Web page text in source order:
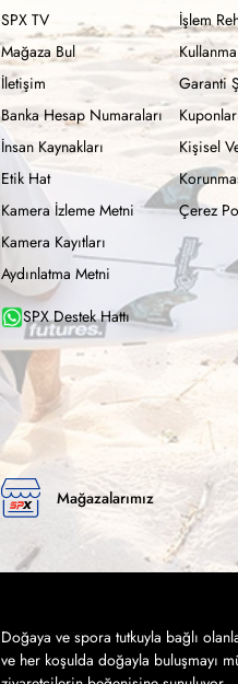
SPX TV
Mağaza Bul
İletişim
Banka Hesap Numaraları
İnsan Kaynakları
Etik Hat
Kamera İzleme Metni
Kamera Kayıtları
Aydınlatma Metni
İşlem
Garanti
Kişisel
Çerez
SPX Destek Hattı
Mağazalarımız
Doğaya ve spora tutkuyla bağlı
ve her koşulda doğayla buluşmayı